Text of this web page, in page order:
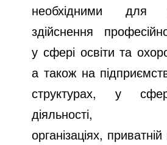
необхідними для
здійснення
у сфері освіти та
а також на
структурах, у
діяльності,
організаціях, приватній